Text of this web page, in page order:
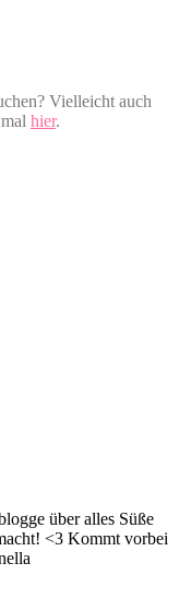
Vielleicht auch
hier.
über alles Süße
<3 Kommt vorbei